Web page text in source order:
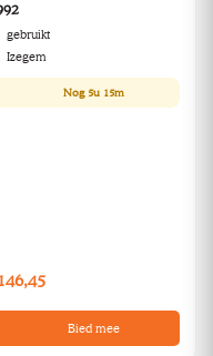
gebruikt
Izegem
Nog 5u 15m
Bied mee